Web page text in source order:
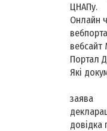
ЦНАПу.
Онлайн
вебсайт
Портал
Які
заява
довідка